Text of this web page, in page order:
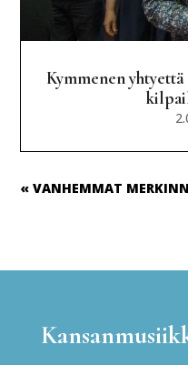
Kymmenen
« VANHEMMAT